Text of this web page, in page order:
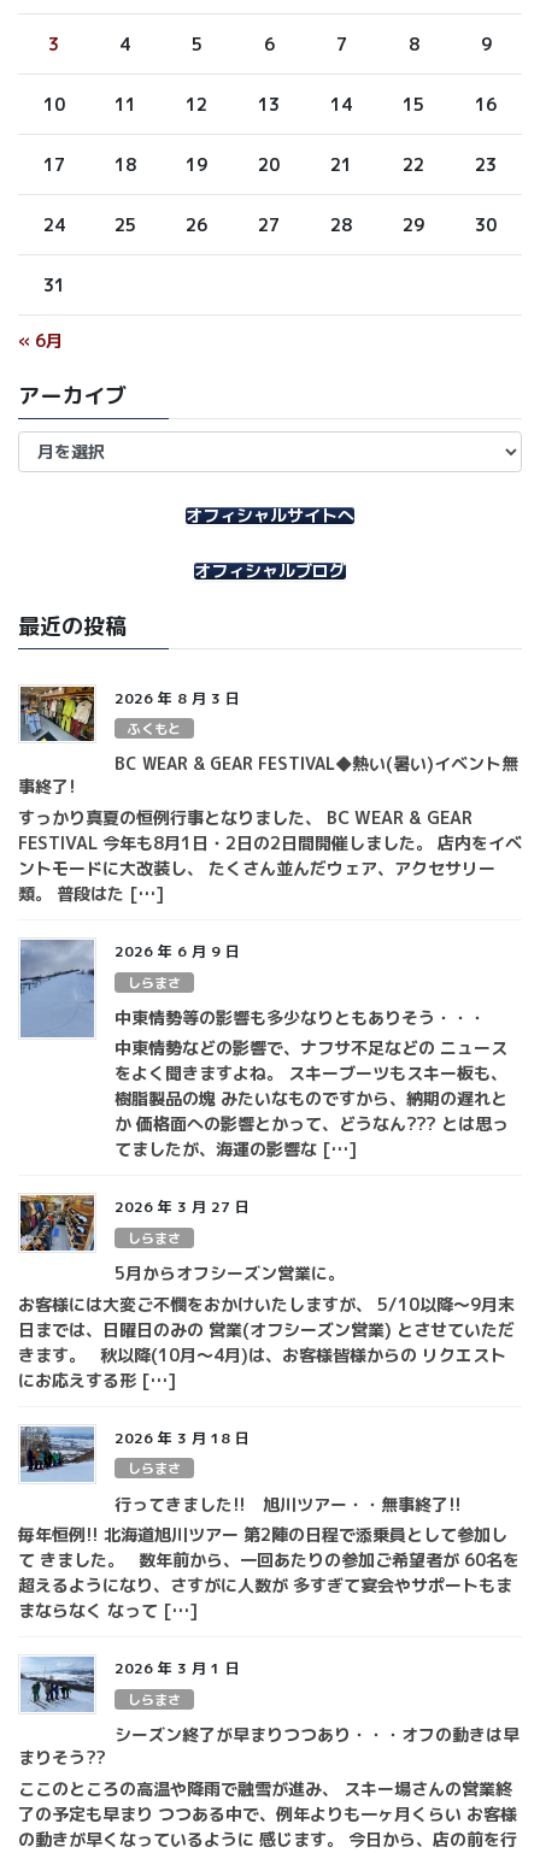
3 4 5 6 7 8 9
10 11 12 13 14 15 16
17 18 19 20 21 22 23
24 25 26 27 28 29 30
31
« 6月
アーカイブ
ア
オフィシャルサイトへ
オフィシャルブログ
最近の投稿
2026 年 8 月 3 日
ふくもと
BC WEAR & GEAR FESTIVAL◆熱い(暑い)イベント無
事終了!
すっかり真夏の恒例行事となりました、 BC WEAR & GEAR
FESTIVAL 今年も8月1日・2日の2日間開催しました。 店内をイベ
ントモードに大改装し、 たくさん並んだウェア、アクセサリー
類。 普段はた […]
2026 年 6 月 9 日
しらまさ
中東情勢等の影響も多少なりともありそう・・・
中東情勢などの影響で、ナフサ不足などの ニュース
をよく聞きますよね。 スキーブーツもスキー板も、
樹脂製品の塊 みたいなものですから、納期の遅れと
か 価格面への影響とかって、どうなん??? とは思っ
てましたが、海運の影響な […]
2026 年 3 月 27 日
しらまさ
5月からオフシーズン営業に。
お客様には大変ご不憫をおかけいたしますが、 5/10以降～9月末
日までは、日曜日のみの 営業(オフシーズン営業) とさせていただ
きます。 秋以降(10月～4月)は、お客様皆様からの リクエスト
にお応えする形 […]
2026 年 3 月 18 日
しらまさ
行ってきました!! 旭川ツアー・・無事終了!!
毎年恒例!! 北海道旭川ツアー 第2陣の日程で添乗員として参加し
て きました。 数年前から、一回あたりの参加ご希望者が 60名を
超えるようになり、さすがに人数が 多すぎて宴会やサポートもま
まならなく なって […]
2026 年 3 月 1 日
しらまさ
シーズン終了が早まりつつあり・・・オフの動きは早
まりそう??
ここのところの高温や降雨で融雪が進み、 スキー場さんの営業終
了の予定も早まり つつある中で、例年よりも一ヶ月くらい お客様
の動きが早くなっているように 感じます。 今日から、店の前を行